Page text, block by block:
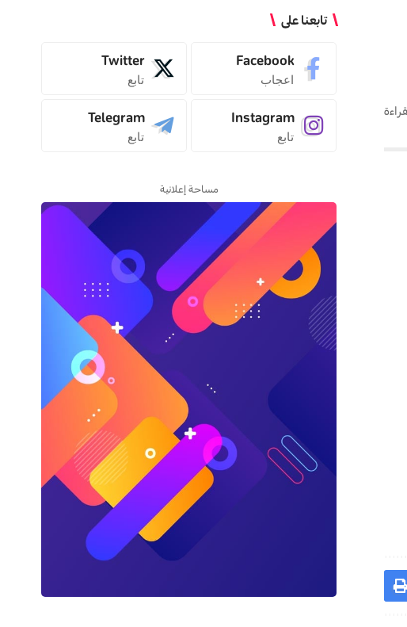
تابعنا على
Facebook
اعجاب
Twitter
تابع
Instagram
تابع
Telegram
تابع
مساحة إعلانية